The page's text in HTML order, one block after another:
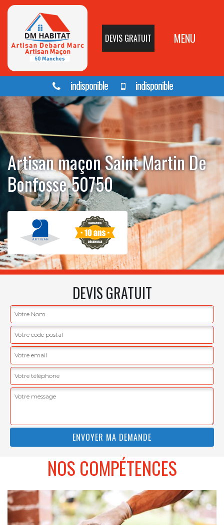
DEVIS GRATUIT MENU
indisponible indisponible
Artisan maçon Saint Martin De
Bonfosse 50750
DEVIS GRATUIT
NOS COMPÉTENCES